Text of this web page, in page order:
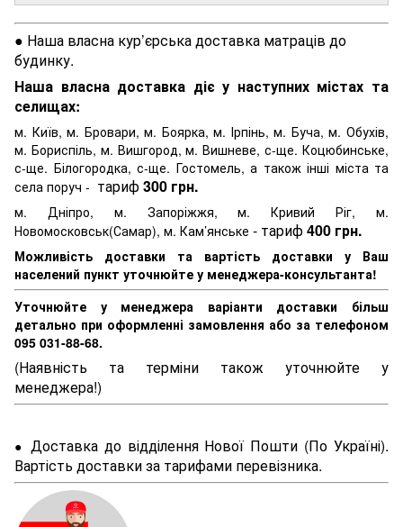
● Наша власна кур’єрська доставка матраців до
будинку.
Наша власна доставка діє у наступних містах та
селищах:
м. Київ, м. Бровари, м. Боярка, м. Ірпінь, м. Буча, м. Обухів,
м. Бориспіль, м. Вишгород, м. Вишневе, с-ще. Коцюбинське,
с-ще. Білогородка, с-ще. Гостомель, а також інші міста та
села поруч - тариф300 грн.
м. Дніпро, м. Запоріжжя, м. Кривий Ріг, м.
Новомосковськ(Самар), м. Кам’янське - тариф400 грн.
Можливість доставки та вартість доставки у Ваш
населений пункт уточнюйте у менеджера-консультанта!
Уточнюйте у менеджера варіанти доставки більш
детально при оформленні замовлення або за телефоном
095 031-88-68.
(Наявність та терміни також уточнюйте у
менеджера!)
● Доставка до відділення Нової Пошти (По Україні).
Вартість доставки за тарифами перевізника.